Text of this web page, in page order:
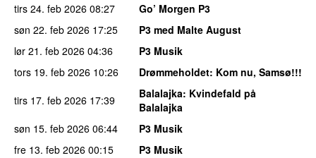
tirs 24. feb 2026 08:27
Go’ Morgen P3
søn 22. feb 2026 17:25
P3 med Malte August
lør 21. feb 2026 04:36
P3 Musik
tors 19. feb 2026 10:26 Drømmeholdet: Kom nu, Samsø!!!
tirs 17. feb 2026 17:39 Balalajka: Kvindefald på
Balalajka
søn 15. feb 2026 06:44
P3 Musik
fre 13. feb 2026 00:15
P3 Musik